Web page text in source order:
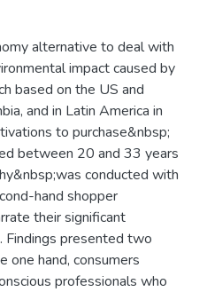
alternative to deal with
impact caused by
based on the US and
and in Latin America in
to purchase&nbsp;
between 20 and 33 years
conducted with
hand shopper
their significant
Findings presented two
one hand, consumers
professionals who